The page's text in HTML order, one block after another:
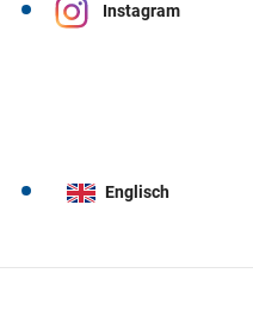
Instagram
Englisch